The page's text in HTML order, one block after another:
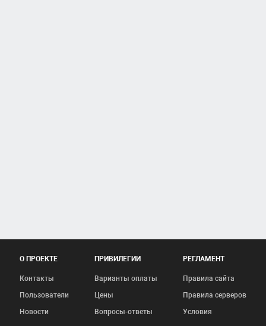
О ПРОЕКТЕ
Контакты
Пользователи
Новости
ПРИВИЛЕГИИ
Варианты оплаты
Цены
Вопросы-ответы
РЕГЛАМЕНТ
Правила сайта
Правила серверов
Условия